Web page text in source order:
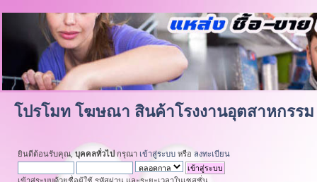
โปรโมท โฆษณา สินค้าโรงงานอุตสาหกรรม
ยินดีต้อนรับคุณ,บุคคลทั่วไปกรุณา เข้าสู่ระบบ หรือ ลงทะเบียน